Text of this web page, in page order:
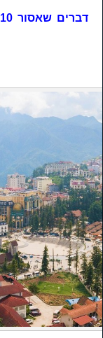
10 דברים שאסור